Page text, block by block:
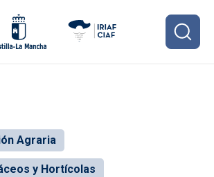
Agraria
y Hortícolas